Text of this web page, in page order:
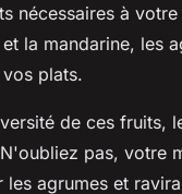
nécessaires à
la mandarine, les
plats.
de ces fruits,
pas, votre
les agrumes et